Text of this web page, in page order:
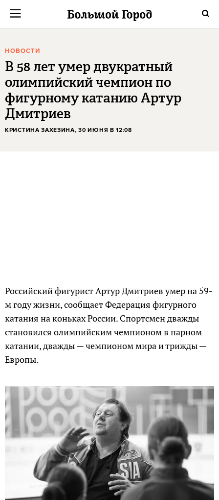
НОВОСТИ
В 58 лет умер двукратный
олимпийский чемпион по
фигурному катанию Артур
Дмитриев
КРИСТИНА ЗАХЕЗИНА, 30 ИЮНЯ В 12:08
Российский фигурист Артур Дмитриев умер на 59-
м году жизни, сообщает Федерация фигурного
катания на коньках России. Спортсмен дважды
становился олимпийским чемпионом в парном
катании, дважды — чемпионом мира и трижды —
Европы.